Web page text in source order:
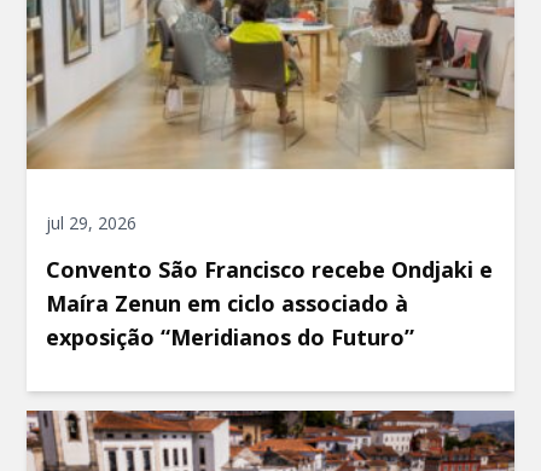
jul 29, 2026
Convento São Francisco recebe Ondjaki e
Maíra Zenun em ciclo associado à
exposição “Meridianos do Futuro”